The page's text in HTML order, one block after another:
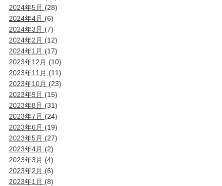
2024年5月 (28)
2024年4月 (6)
2024年3月 (7)
2024年2月 (12)
2024年1月 (17)
2023年12月 (10)
2023年11月 (11)
2023年10月 (23)
2023年9月 (15)
2023年8月 (31)
2023年7月 (24)
2023年6月 (19)
2023年5月 (27)
2023年4月 (2)
2023年3月 (4)
2023年2月 (6)
2023年1月 (8)